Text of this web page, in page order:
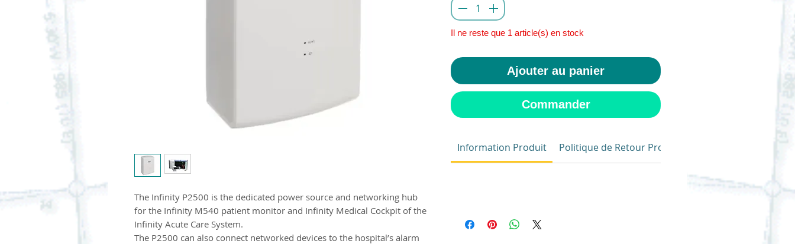
The Infinity P2500 is the dedicated power source and networking hub
for the Infinity M540 patient monitor and Infinity Medical Cockpit of the
Infinity Acute Care System.
The P2500 can also connect networked devices to the hospital’s alarm
Il ne reste que 1 article(s) en stock
Ajouter au panier
Commander
Information Produit Politique de Retour Produit